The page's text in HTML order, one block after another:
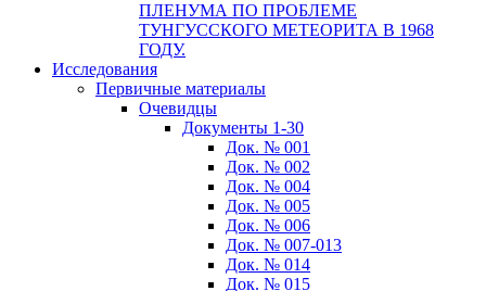
ПЛЕНУМА ПО ПРОБЛЕМЕ
ТУНГУССКОГО МЕТЕОРИТА В 1968
ГОДУ.
Исследования
Первичные материалы
Очевидцы
Документы 1-30
Док. № 001
Док. № 002
Док. № 004
Док. № 005
Док. № 006
Док. № 007-013
Док. № 014
Док. № 015